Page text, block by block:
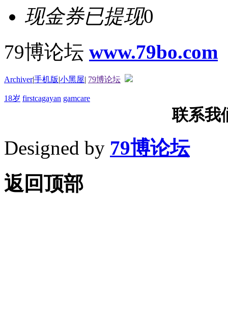
现金券已提现0
79博论坛 www.79bo.com
Archiver|手机版|小黑屋| 79博论坛
18岁 firstcagayan gamcare
联系我
Designed by 79博论坛
返回顶部